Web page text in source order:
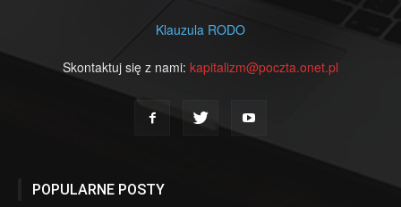
Klauzula RODO
Skontaktuj się z nami: kapitalizm@poczta.onet.pl
POPULARNE POSTY